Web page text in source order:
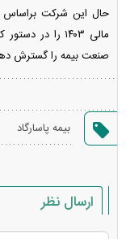
مالی ۱۴۰۳ را
صنعت بیمه را گسترش
بیمه پاسارگاد
ارسال نظر